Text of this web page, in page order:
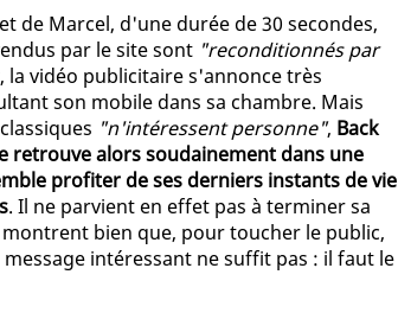
et de Marcel, d'une durée de 30 secondes,
par le site sont "reconditionnés par
la vidéo publicitaire s'annonce très
son mobile dans sa chambre. Mais
"n'intéressent personne", Back
retrouve alors soudainement dans une
profiter de ses derniers instants de vie
. Il ne parvient en effet pas à terminer sa
bien que, pour toucher le public,
intéressant ne suffit pas : il faut le